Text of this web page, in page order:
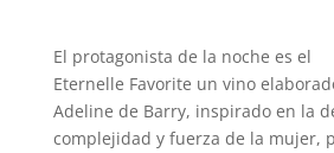
El protagonista de la noche es el
Eternelle Favorite un vino
Adeline de Barry, inspirado en la
complejidad y fuerza de la mujer,